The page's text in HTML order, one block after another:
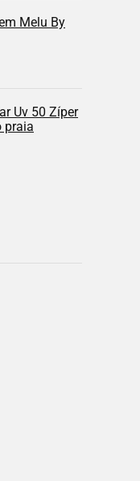
Melu By
Uv 50 Zíper
praia